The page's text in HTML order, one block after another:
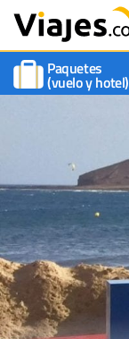
Paquetes
(vuelo y hotel)